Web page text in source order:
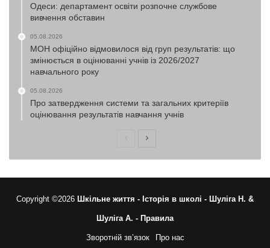
Одеси: департамент освіти розпочне службове
вивчення обставин
05.08.2026
МОН офіційно відмовилося від груп результатів: що
змінюється в оцінюванні учнів із 2026/2027
навчального року
05.08.2026
Про затвердження системи та загальних критеріїв
оцінювання результатів навчання учнів
ПопередняНаступна
Copyright ©2026 Шкільне життя - Історія в школі - Шуліга Н. &
Шуліга А. - Правила
Зворотній зв’язок Про нас